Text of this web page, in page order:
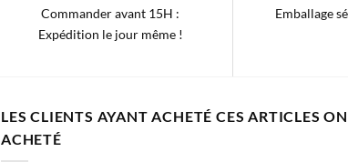
Commander avant 15H :
Expédition le jour même !
Emballage
LES CLIENTS AYANT ACHETÉ CES ARTICLES
ACHETÉ